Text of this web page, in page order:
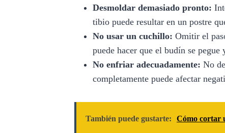
Desmoldar demasiado pronto:
tibio puede resultar en un postre
No usar un cuchillo: Omitir el
puede hacer que el budín se
No enfriar adecuadamente: No
completamente puede afectar
También puede gustarte: Cómo cortar